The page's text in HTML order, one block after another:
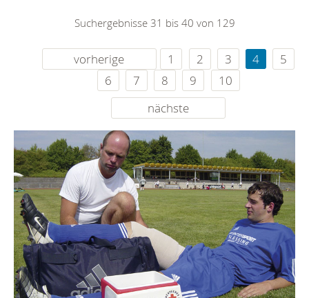
Suchergebnisse 31 bis 40 von 129
vorherige 1 2 3 4
5
6
7 8 9
10
nächste